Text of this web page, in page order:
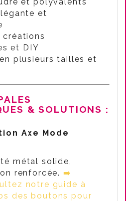
et
créations
et DIY
plusieurs tailles et
& SOLUTIONS :
Axe Mode
métal solide,
renforcée.➡️
notre guide à
des boutons pour